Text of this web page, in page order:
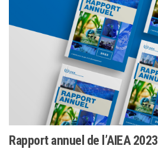
Rapport annuel de l’AIEA 2023